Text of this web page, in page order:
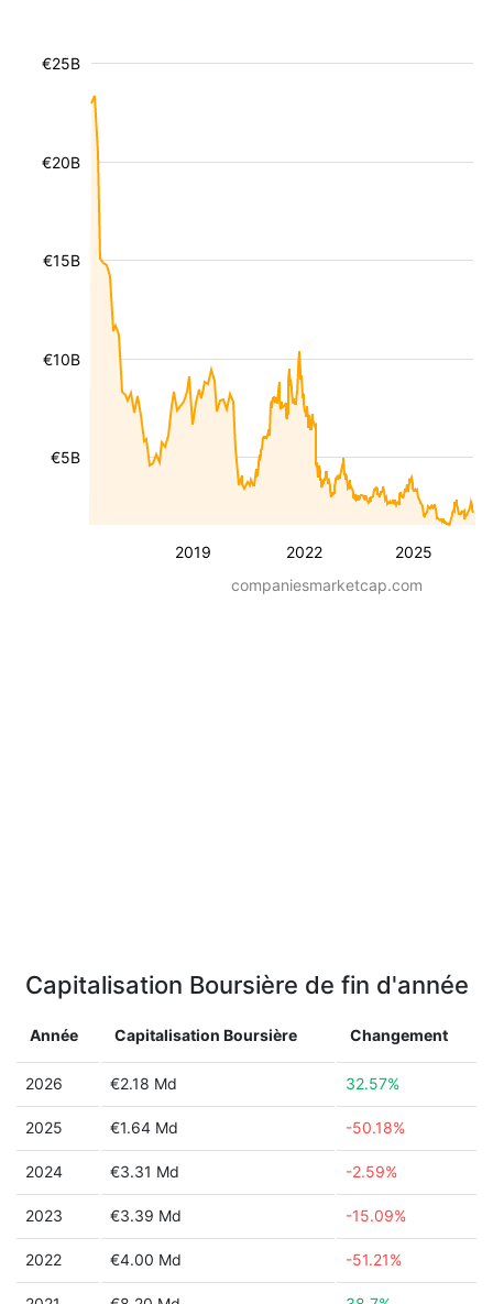
2019 2022 2025
€5B
€10B
€15B
€20B
€25B
companiesmarketcap.com
Capitalisation Boursière de fin d'année
Année Capitalisation Boursière Changement
2026 €2.18 Md 32.57%
2025 €1.64 Md -50.18%
2024 €3.31 Md -2.59%
2023 €3.39 Md -15.09%
2022 €4.00 Md -51.21%